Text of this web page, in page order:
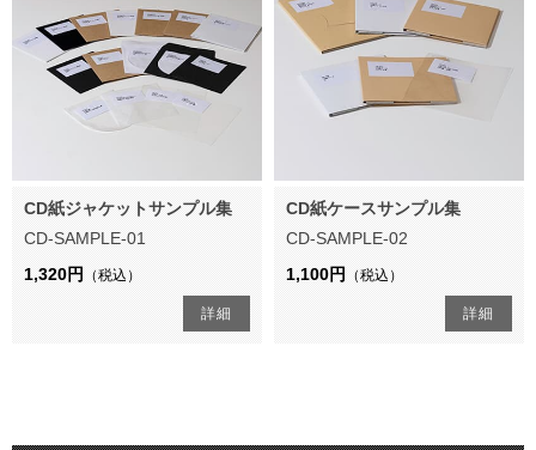
CD紙ジャケットサンプル集
CD-SAMPLE-01
1,320円
（税込）
詳細
CD紙ケースサンプル集
CD-SAMPLE-02
1,100円
（税込）
詳細